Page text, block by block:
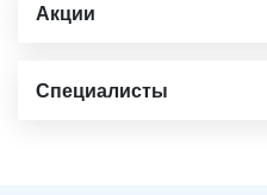
Акции
Специалисты